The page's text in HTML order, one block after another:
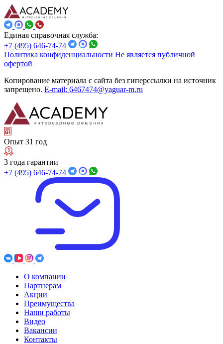
Единая справочная служба:
+7 (495) 646-74-74
Политика конфиденциальности Не является публичной
офертой
Копирование материала с сайта без гиперссылки на источник
запрещено. E-mail: 6467474@yaguar-m.ru
Опыт 31 год
3 года гарантии
+7 (495) 646-74-74
О компании
Партнерам
Акции
Преимущества
Наши работы
Видео
Вакансии
Контакты